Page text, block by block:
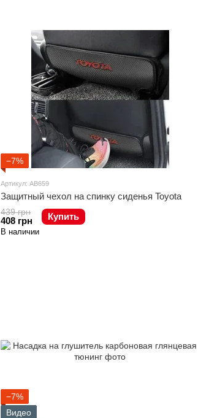
−7%
Артикул: AB659
Защитный чехол на спинку сиденья Toyota
439 грн
408 грн Купить
В наличии
−7%
Видео